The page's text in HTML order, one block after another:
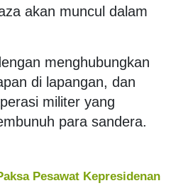
akan muncul dalam
menghubungkan
di lapangan, dan
militer yang
para sandera.
Pesawat Kepresidenan